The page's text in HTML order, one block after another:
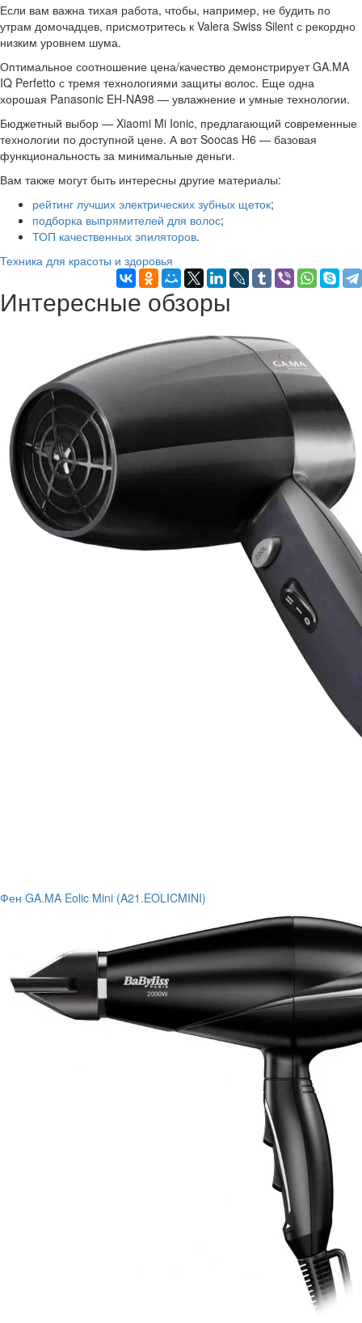
Если вам важна тихая работа, чтобы, например, не будить по
утрам домочадцев, присмотритесь к Valera Swiss Silent с рекордно
низким уровнем шума.
Оптимальное соотношение цена/качество демонстрирует GA.MA
IQ Perfetto с тремя технологиями защиты волос. Еще одна
хорошая Panasonic EH-NA98 — увлажнение и умные технологии.
Бюджетный выбор — Xiaomi Mi Ionic, предлагающий современные
технологии по доступной цене. А вот Soocas H6 — базовая
функциональность за минимальные деньги.
Вам также могут быть интересны другие материалы:
рейтинг лучших электрических зубных щеток;
подборка выпрямителей для волос;
ТОП качественных эпиляторов.
Техника для красоты и здоровья
Интересные обзоры
Фен GA.MA Eolic Mini (A21.EOLICMINI)